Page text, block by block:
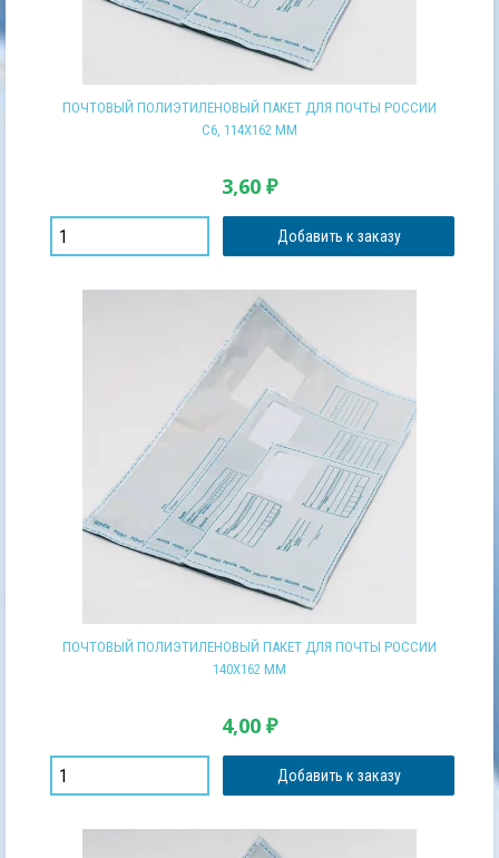
ПОЧТОВЫЙ ПОЛИЭТИЛЕНОВЫЙ ПАКЕТ ДЛЯ ПОЧТЫ РОССИИ
С6, 114Х162 ММ
3,60 ₽
Добавить к заказу
ПОЧТОВЫЙ ПОЛИЭТИЛЕНОВЫЙ ПАКЕТ ДЛЯ ПОЧТЫ РОССИИ
140Х162 ММ
4,00 ₽
Добавить к заказу